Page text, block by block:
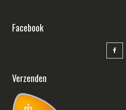
Facebook
Verzenden